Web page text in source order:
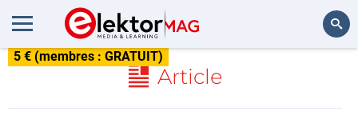
5 € (membres : GRATUIT)
Article